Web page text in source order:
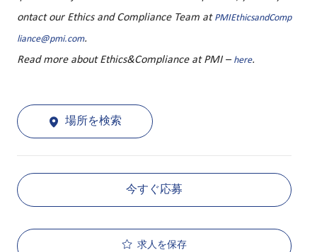
ontact our Ethics and Compliance Team at PMIEthicsandComp
liance@pmi.com.
Read more about Ethics&Compliance at PMI – here.
場所を検索
今すぐ応募
求人を保存